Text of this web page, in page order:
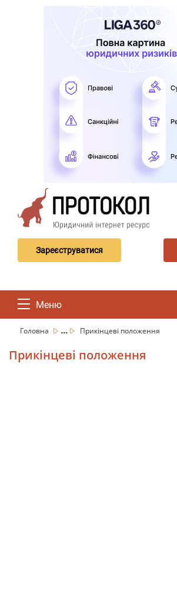
Зареєструватися
Меню
Головна ... Прикінцеві положення
Прикінцеві положення